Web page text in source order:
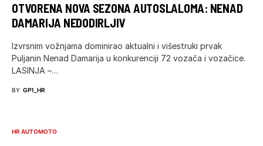
OTVORENA NOVA SEZONA AUTOSLALOMA: NENAD
DAMARIJA NEDODIRLJIV
Izvrsnim vožnjama dominirao aktualni i višestruki prvak
Puljanin Nenad Damarija u konkurenciji 72 vozača i vozačice.
LASINJA –…
BY GP1_HR
HR AUTOMOTO